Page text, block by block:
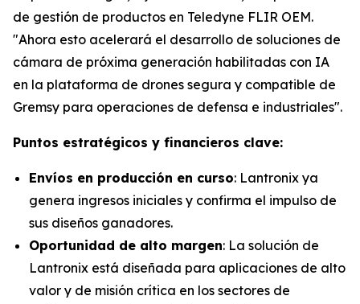
de gestión de productos en Teledyne FLIR OEM.
"Ahora esto acelerará el desarrollo de soluciones de
cámara de próxima generación habilitadas con IA
en la plataforma de drones segura y compatible de
Gremsy para operaciones de defensa e industriales".
Puntos estratégicos y financieros clave:
Envíos en producción en curso: Lantronix ya
genera ingresos iniciales y confirma el impulso de
sus diseños ganadores.
Oportunidad de alto margen: La solución de
Lantronix está diseñada para aplicaciones de alto
valor y de misión crítica en los sectores de